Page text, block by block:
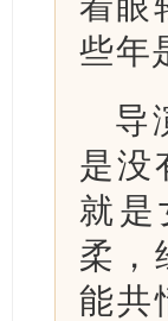
些年
导
是没
就是
柔，
能共